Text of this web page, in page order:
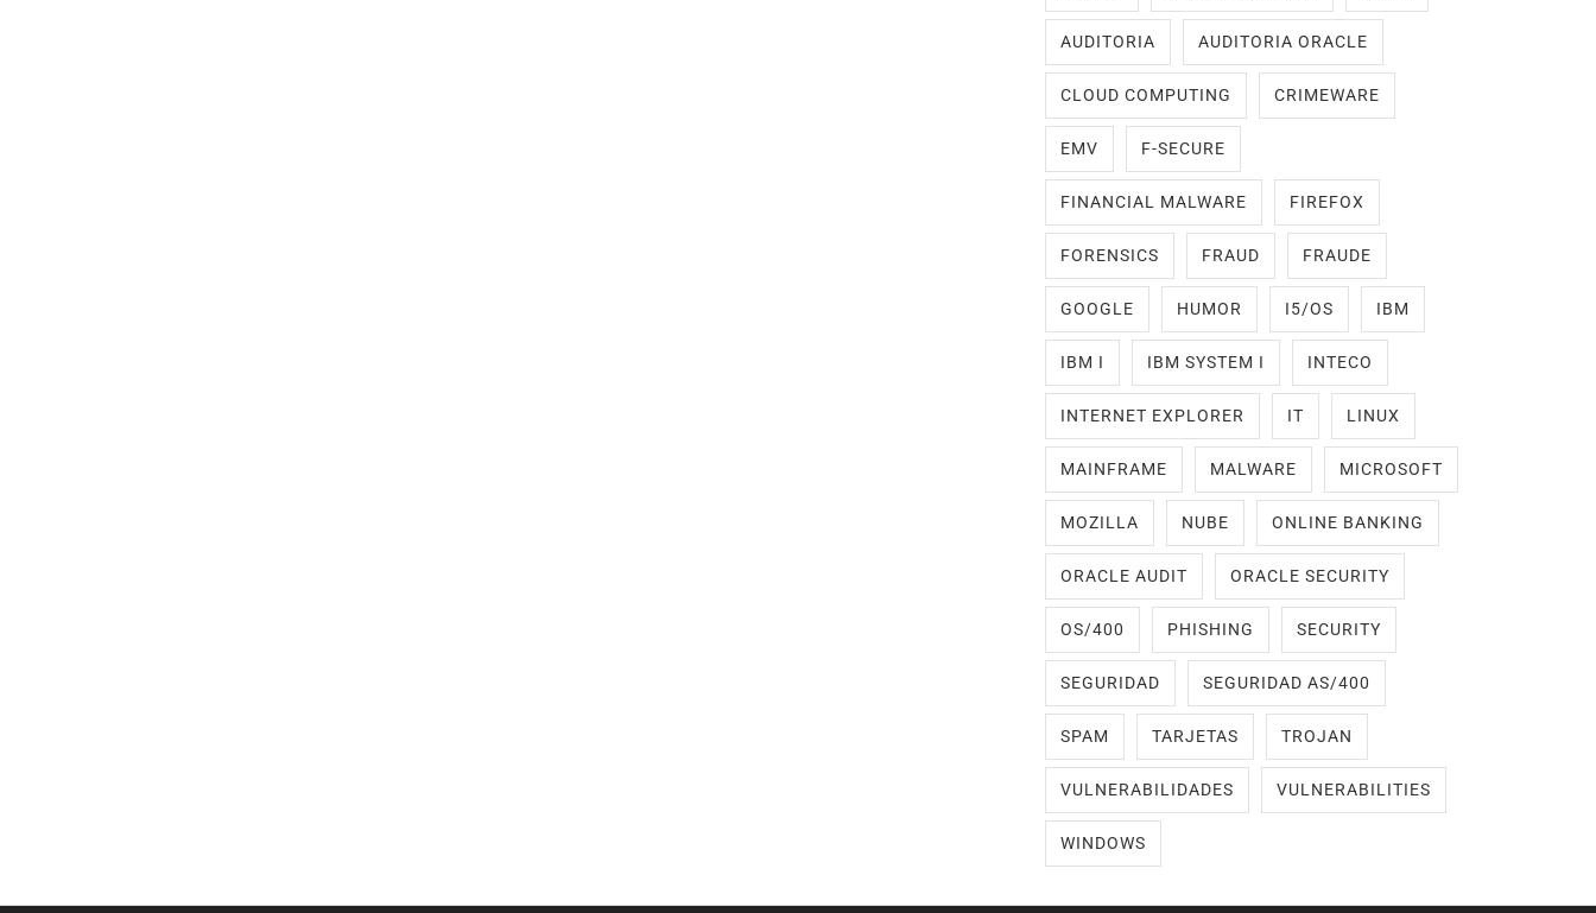
AUDITORIA AUDITORIA ORACLE
CLOUD COMPUTING CRIMEWARE
EMV F-SECURE
FINANCIAL MALWARE FIREFOX
FORENSICS FRAUD FRAUDE
GOOGLE HUMOR I5/OS IBM
IBM I IBM SYSTEM I INTECO
INTERNET EXPLORER IT LINUX
MAINFRAME MALWARE MICROSOFT
MOZILLA NUBE ONLINE BANKING
ORACLE AUDIT ORACLE SECURITY
OS/400 PHISHING SECURITY
SEGURIDAD SEGURIDAD AS/400
SPAM TARJETAS TROJAN
VULNERABILIDADES VULNERABILITIES
WINDOWS